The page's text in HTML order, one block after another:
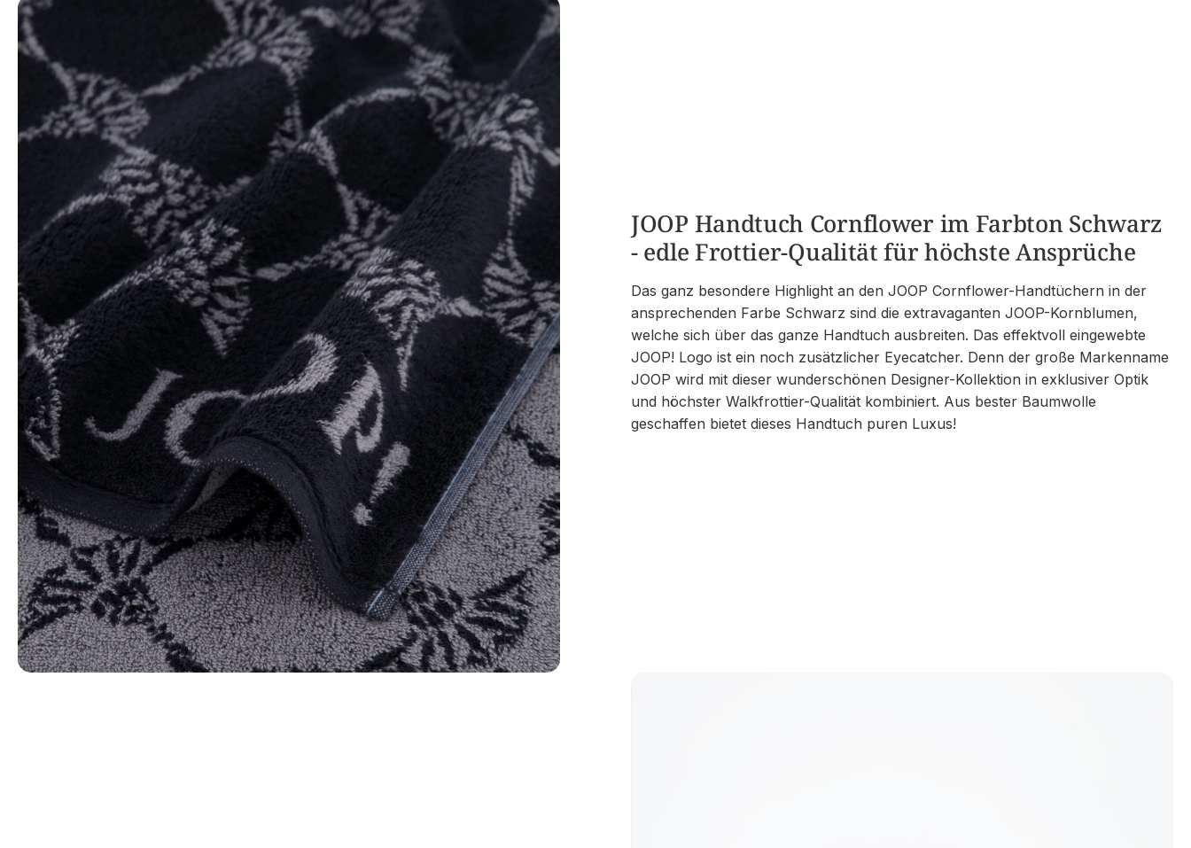
JOOP Handtuch Cornflower im Farbton Schwarz
- edle Frottier-Qualität für höchste Ansprüche
Das ganz besondere Highlight an den JOOP Cornflower-Handtüchern in der
ansprechenden Farbe Schwarz sind die extravaganten JOOP-Kornblumen,
welche sich über das ganze Handtuch ausbreiten. Das effektvoll eingewebte
JOOP! Logo ist ein noch zusätzlicher Eyecatcher. Denn der große Markenname
JOOP wird mit dieser wunderschönen Designer-Kollektion in exklusiver Optik
und höchster Walkfrottier-Qualität kombiniert. Aus bester Baumwolle
geschaffen bietet dieses Handtuch puren Luxus!